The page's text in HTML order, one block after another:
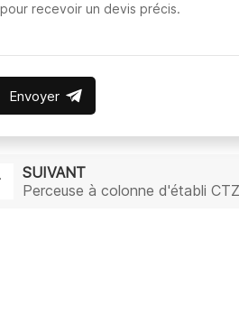
Envoyer
SUIVANT
Perceuse à colonne d'établi